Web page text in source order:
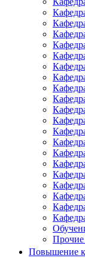
Прочие
Повышение